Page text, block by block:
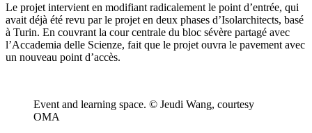
Le projet intervient en modifiant radicalement le point d’entrée, qui
avait déjà été revu par le projet en deux phases d’Isolarchitects, basé
à Turin. En couvrant la cour centrale du bloc sévère partagé avec
l’Accademia delle Scienze, fait que le projet ouvra le pavement avec
un nouveau point d’accès.
Event and learning space. © Jeudi Wang, courtesy
OMA